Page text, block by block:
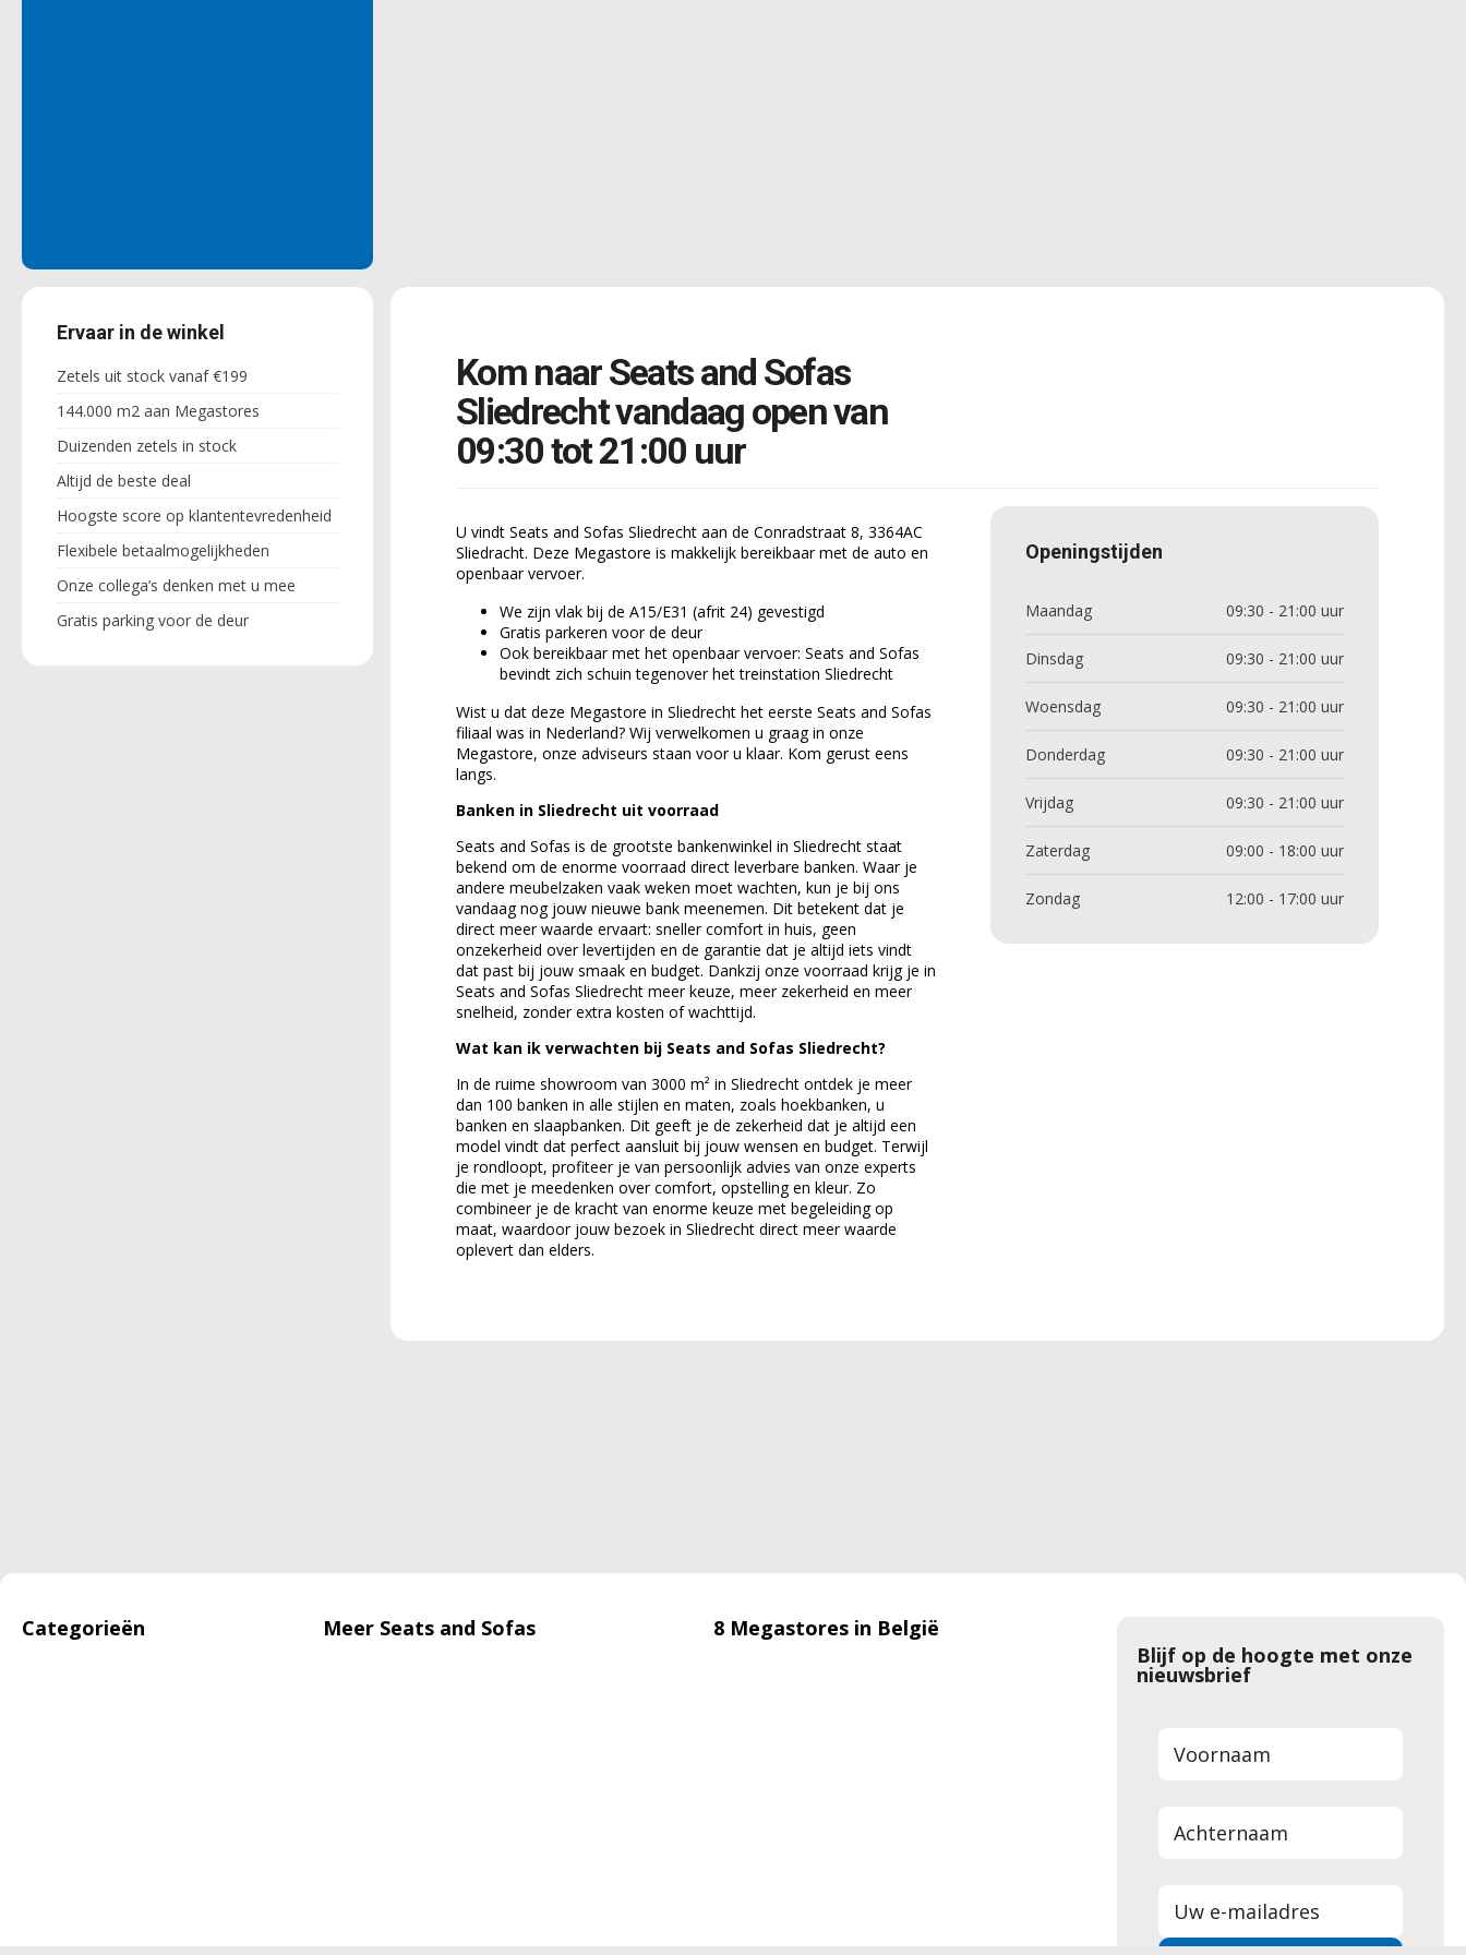
Ervaar in de winkel
Zetels uit stock vanaf €199
144.000 m2 aan Megastores
Duizenden zetels in stock
Altijd de beste deal
Hoogste score op klantentevredenheid
Flexibele betaalmogelijkheden
Onze collega’s denken met u mee
Gratis parking voor de deur
Kom naar Seats and Sofas
Sliedrecht vandaag open van
09:30 tot 21:00 uur
U vindt Seats and Sofas Sliedrecht aan de Conradstraat 8, 3364AC
Sliedracht. Deze Megastore is makkelijk bereikbaar met de auto en
openbaar vervoer.
We zijn vlak bij de A15/E31 (afrit 24) gevestigd
Gratis parkeren voor de deur
Ook bereikbaar met het openbaar vervoer: Seats and Sofas
bevindt zich schuin tegenover het treinstation Sliedrecht
Wist u dat deze Megastore in Sliedrecht het eerste Seats and Sofas
filiaal was in Nederland? Wij verwelkomen u graag in onze
Megastore, onze adviseurs staan voor u klaar. Kom gerust eens
langs.
Banken in Sliedrecht uit voorraad
Seats and Sofas is de grootste bankenwinkel in Sliedrecht staat
bekend om de enorme voorraad direct leverbare banken. Waar je
andere meubelzaken vaak weken moet wachten, kun je bij ons
vandaag nog jouw nieuwe bank meenemen. Dit betekent dat je
direct meer waarde ervaart: sneller comfort in huis, geen
onzekerheid over levertijden en de garantie dat je altijd iets vindt
dat past bij jouw smaak en budget. Dankzij onze voorraad krijg je in
Seats and Sofas Sliedrecht meer keuze, meer zekerheid en meer
snelheid, zonder extra kosten of wachttijd.
Wat kan ik verwachten bij Seats and Sofas Sliedrecht?
In de ruime showroom van 3000 m² in Sliedrecht ontdek je meer
dan 100 banken in alle stijlen en maten, zoals hoekbanken, u
banken en slaapbanken. Dit geeft je de zekerheid dat je altijd een
model vindt dat perfect aansluit bij jouw wensen en budget. Terwijl
je rondloopt, profiteer je van persoonlijk advies van onze experts
die met je meedenken over comfort, opstelling en kleur. Zo
combineer je de kracht van enorme keuze met begeleiding op
maat, waardoor jouw bezoek in Sliedrecht direct meer waarde
oplevert dan elders.
Openingstijden
Maandag 09:30 - 21:00 uur
Dinsdag 09:30 - 21:00 uur
Woensdag 09:30 - 21:00 uur
Donderdag 09:30 - 21:00 uur
Vrijdag 09:30 - 21:00 uur
Zaterdag 09:00 - 18:00 uur
Zondag 12:00 - 17:00 uur
Categorieën Meer Seats and Sofas
8 Megastores in België
Blijf op de hoogte met onze
nieuwsbrief